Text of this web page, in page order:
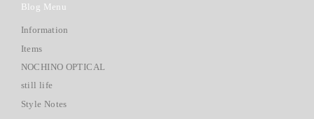
Blog Menu
Information
Items
NOCHINO OPTICAL
still life
Style Notes